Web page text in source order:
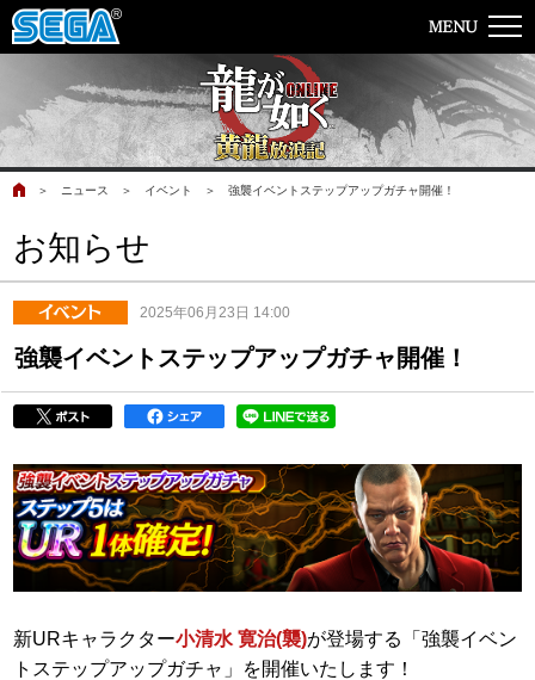
＞ ニュース ＞ イベント ＞ 強襲イベントステップアップガチャ開催！
お知らせ
2025年06月23日 14:00
強襲イベントステップアップガチャ開催！
新URキャラクター小清水 寛治(襲)が登場する「強襲イベン
トステップアップガチャ」を開催いたします！